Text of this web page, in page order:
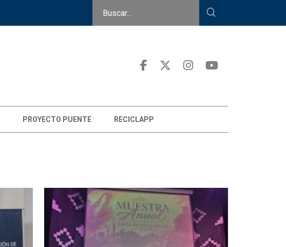
PROYECTO PUENTE RECICLAPP